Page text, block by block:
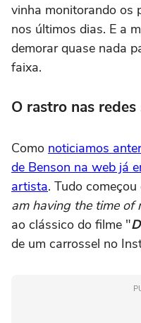
vinha monitorando os
nos últimos dias. E a
demorar quase nada
faixa.
O rastro nas redes
Como noticiamos
de Benson na web já
artista. Tudo
am having the time of
ao clássico do filme "
de um carrossel no